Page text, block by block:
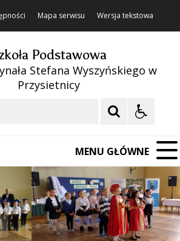
Mapa serwisu Wersja tekstowa
Podstawowa
Stefana Wyszyńskiego w
Przysietnicy
MENU GŁÓWNE
Element